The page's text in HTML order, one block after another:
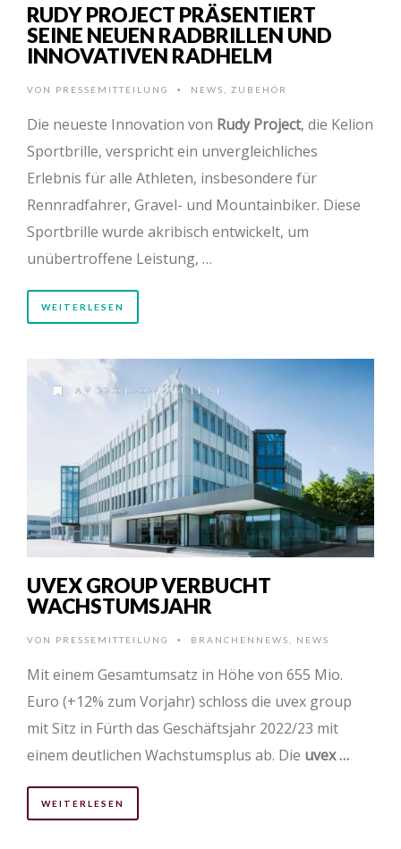
RUDY PROJECT PRÄSENTIERT
SEINE NEUEN RADBRILLEN UND
INNOVATIVEN RADHELM
VON PRESSEMITTEILUNG • NEWS ZUBEHÖR
Die neueste Innovation von Rudy Project, die Kelion
Sportbrille, verspricht ein unvergleichliches
Erlebnis für alle Athleten, insbesondere für
Rennradfahrer, Gravel- und Mountainbiker. Diese
Sportbrille wurde akribisch entwickelt, um
unübertroffene Leistung, …
WEITERLESEN
AM 22.01.2024 UM 11:51
UVEX GROUP VERBUCHT
WACHSTUMSJAHR
VON PRESSEMITTEILUNG • BRANCHENNEWS NEWS
Mit einem Gesamtumsatz in Höhe von 655 Mio.
Euro (+12% zum Vorjahr) schloss die uvex group
mit Sitz in Fürth das Geschäftsjahr 2022/23 mit
einem deutlichen Wachstumsplus ab. Die uvex …
WEITERLESEN